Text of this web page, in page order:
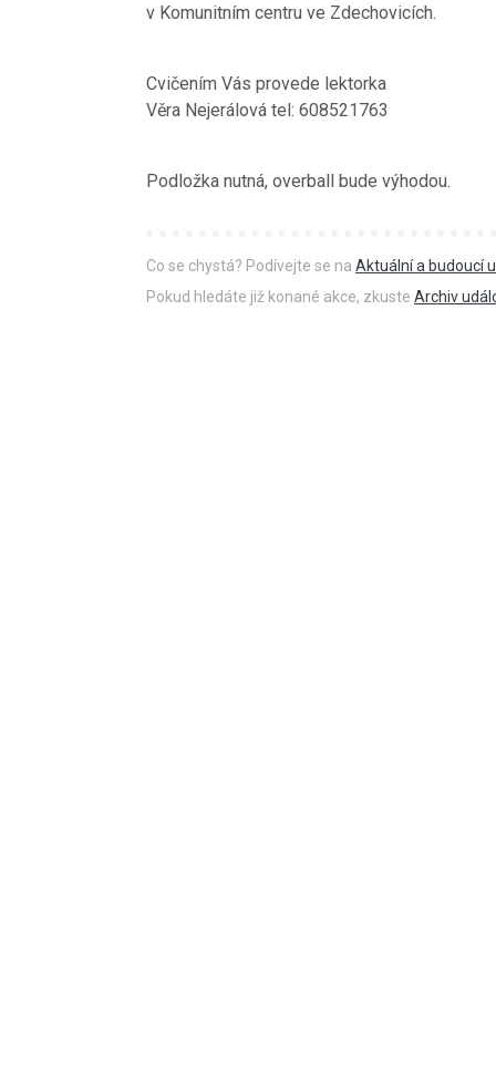
v Komunitním centru ve Zdechovicích.
Cvičením Vás provede lektorka
Věra Nejerálová tel: 608521763
Podložka nutná, overball bude výhodou.
Co se chystá? Podívejte se na Aktuální a budoucí
Pokud hledáte již konané akce, zkuste Archiv